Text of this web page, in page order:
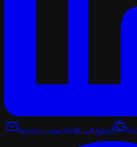
(يفتح في علامة تبويب جديدة)